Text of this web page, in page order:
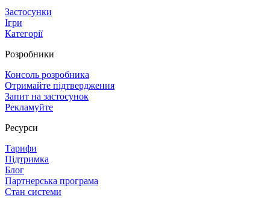
Застосунки
Ігри
Категорії
Розробники
Консоль розробника
Отримайте підтвердження
Запит на застосунок
Рекламуйте
Ресурси
Тарифи
Підтримка
Блог
Партнерська програма
Стан системи